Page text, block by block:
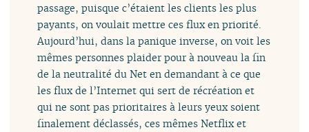
passage, puisque c’étaient les clients les plus
payants, on voulait mettre ces flux en priorité.
Aujourd’hui, dans la panique inverse, on voit les
mêmes personnes plaider pour à nouveau la fin
de la neutralité du Net en demandant à ce que
les flux de l’Internet qui sert de récréation et
qui ne sont pas prioritaires à leurs yeux soient
finalement déclassés, ces mêmes Netflix et